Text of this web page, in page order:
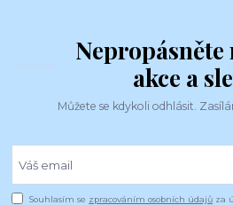
akce a
Můžete se kdykoli odhlásit.
Souhlasím se zpracováním osobních údajů za